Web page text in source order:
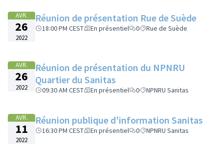
AVR.
26
2022
Réunion de présentation Rue de Suède
18:00 PM CEST En présentiel 0 Rue de Suède
AVR.
26
2022
Réunion de présentation du NPNRU
Quartier du Sanitas
09:30 AM CEST En présentiel 0 NPNRU Sanitas
AVR.
11
2022
Réunion publique d'information Sanitas
16:30 PM CEST En présentiel 0 NPNRU Sanitas